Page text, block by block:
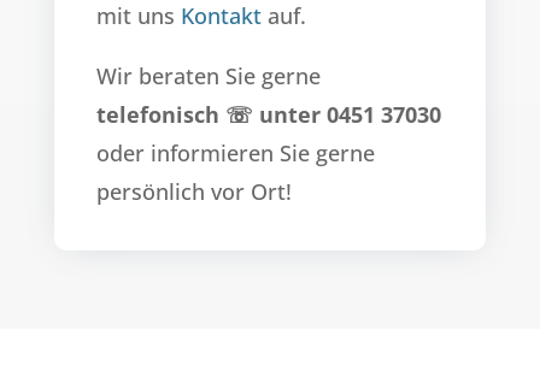
mit uns Kontaktauf.
Wir beraten Sie gerne
telefonisch ☏ unter 0451 37030
oder informieren Sie gerne
persönlich vor Ort!